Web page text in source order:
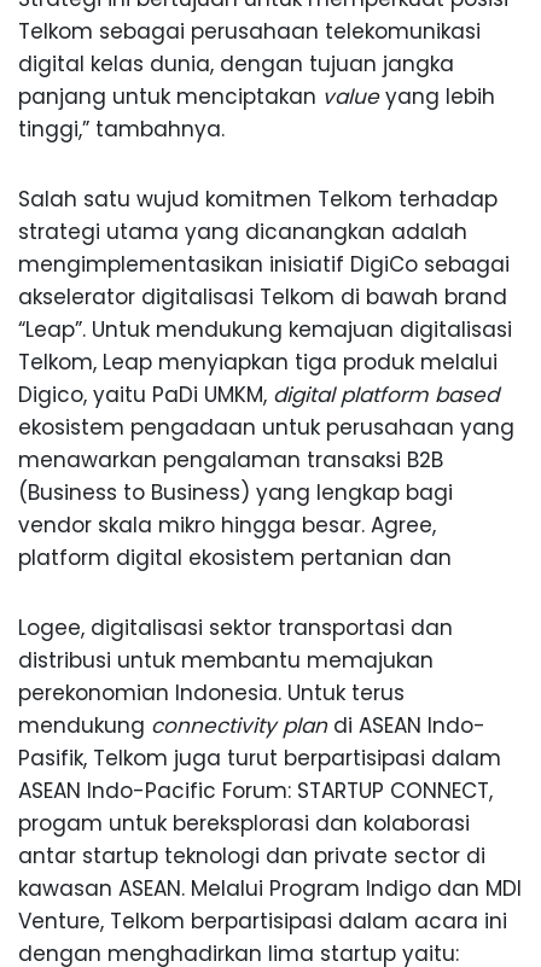
Telkom sebagai perusahaan telekomunikasi
digital kelas dunia, dengan tujuan jangka
panjang untuk menciptakan valueyang lebih
tinggi,” tambahnya.
Salah satu wujud komitmen Telkom terhadap
strategi utama yang dicanangkan adalah
mengimplementasikan inisiatif DigiCo sebagai
akselerator digitalisasi Telkom di bawah brand
“Leap”. Untuk mendukung kemajuan digitalisasi
Telkom, Leap menyiapkan tiga produk melalui
Digico, yaitu PaDi UMKM, digital platform based
ekosistem pengadaan untuk perusahaan yang
menawarkan pengalaman transaksi B2B
(Business to Business) yang lengkap bagi
vendor skala mikro hingga besar. Agree,
platform digital ekosistem pertanian dan
Logee, digitalisasi sektor transportasi dan
distribusi untuk membantu memajukan
perekonomian Indonesia. Untuk terus
mendukung connectivity plandi ASEAN Indo-
Pasifik, Telkom juga turut berpartisipasi dalam
ASEAN Indo-Pacific Forum: STARTUP CONNECT,
progam untuk bereksplorasi dan kolaborasi
antar startup teknologi dan private sector di
kawasan ASEAN. Melalui Program Indigo dan MDI
Venture, Telkom berpartisipasi dalam acara ini
dengan menghadirkan lima startup yaitu: